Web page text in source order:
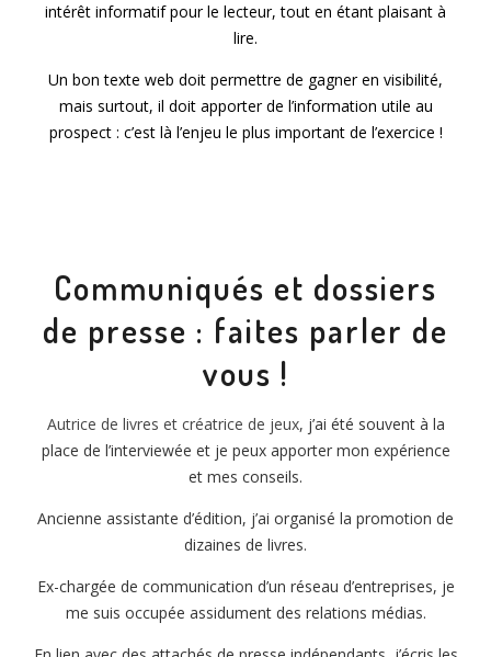
intérêt informatif pour le lecteur, tout en étant plaisant à
lire.
Un bon texte web doit permettre de gagner en visibilité,
mais surtout, il doit apporter de l’information utile au
prospect : c’est là l’enjeu le plus important de l’exercice !
Communiqués et dossiers
de presse : faites parler de
vous !
Autrice de livres et créatrice de jeux, j’ai été souvent à la
place de l’interviewée et je peux apporter mon expérience
et mes conseils.
Ancienne assistante d’édition, j’ai organisé la promotion de
dizaines de livres.
Ex-chargée de communication d’un réseau d’entreprises, je
me suis occupée assidument des relations médias.